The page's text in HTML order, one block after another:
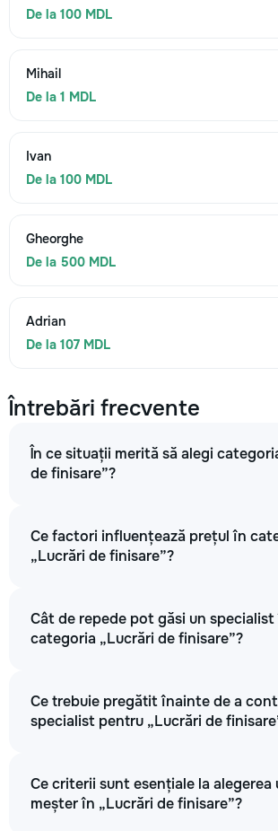
De la 100 MDL
Mihail
De la 1 MDL
Ivan
De la 100 MDL
Gheorghe
De la 500 MDL
Adrian
De la 107 MDL
Întrebări frecvente
În ce situații merită să alegi
de finisare”?
Ce factori influențează prețul în
„Lucrări de finisare”?
Cât de repede pot găsi un specialist
categoria „Lucrări de finisare”?
Ce trebuie pregătit înainte de a
specialist pentru „Lucrări de
Ce criterii sunt esențiale la alegerea
meșter în „Lucrări de finisare”?